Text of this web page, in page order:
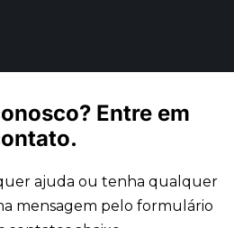
Entre em
ajuda ou tenha qualquer
mensagem pelo formulário